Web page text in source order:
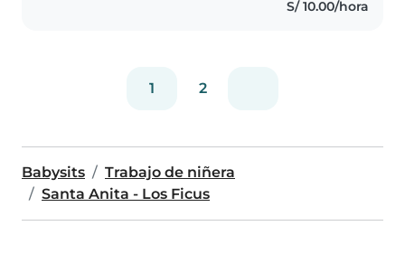
S/ 10.00/hora
1 2
Babysits
Trabajo de niñera
Santa Anita - Los Ficus